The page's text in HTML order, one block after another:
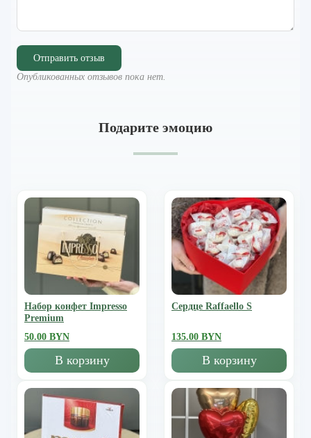
Отправить отзыв
Опубликованных отзывов пока нет.
Подарите эмоцию
Набор конфет Impresso
Premium
50.00 BYN
В корзину
Сердце Raffaello S
135.00 BYN
В корзину